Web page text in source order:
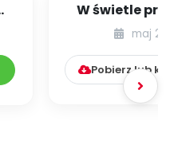
W świetle
48] [kącik
maj
Pobierz lub